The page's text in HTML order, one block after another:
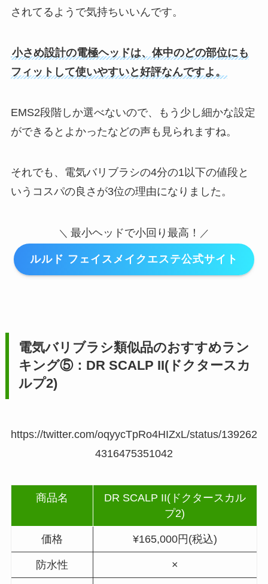
されてるようで気持ちいいんです。
小さめ設計の電極ヘッドは、体中のどの部位にも
フィットして使いやすいと好評なんですよ。
EMS2段階しか選べないので、もう少し細かな設定
ができるとよかったなどの声も見られますね。
それでも、電気バリブラシの4分の1以下の値段と
いうコスパの良さが3位の理由になりました。
＼ 最小ヘッドで小回り最高！ ／
ルルド フェイスメイクエステ公式サイト
電気バリブラシ類似品のおすすめラン
キング⑤：DR SCALP II(ドクタースカ
ルプ2)
https://twitter.com/oqyycTpRo4HIZxL/status/139262
4316475351042
商品名
DR SCALP II(ドクタースカル
プ2)
価格 ¥165,000円(税込)
防水性 ×